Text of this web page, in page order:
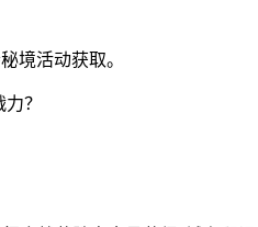
境活动获取。